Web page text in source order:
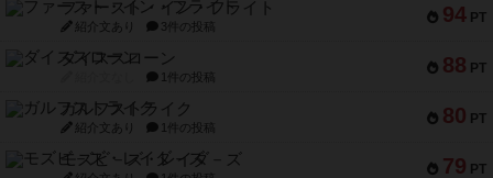
94 PT
ファースト・イン・フライト
紹介文あり 3件の投稿
88 PT
ダイススローン
1件の投稿
80 PT
ガルフストライク
紹介文あり 1件の投稿
79 PT
モズビ－ズ・レイダ－ズ